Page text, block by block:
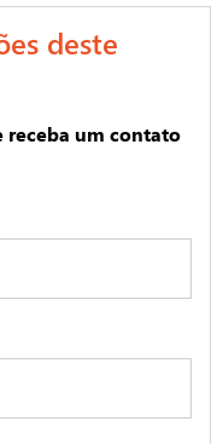
deste
receba um contato